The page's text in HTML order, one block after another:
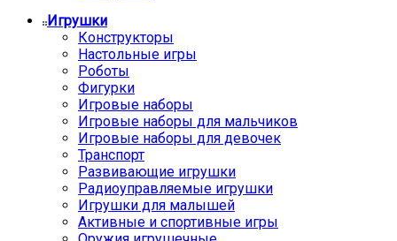
Игрушки
Конструкторы
Настольные игры
Роботы
Фигурки
Игровые наборы
Игровые наборы для мальчиков
Игровые наборы для девочек
Транспорт
Развивающие игрушки
Радиоуправляемые игрушки
Игрушки для малышей
Активные и спортивные игры